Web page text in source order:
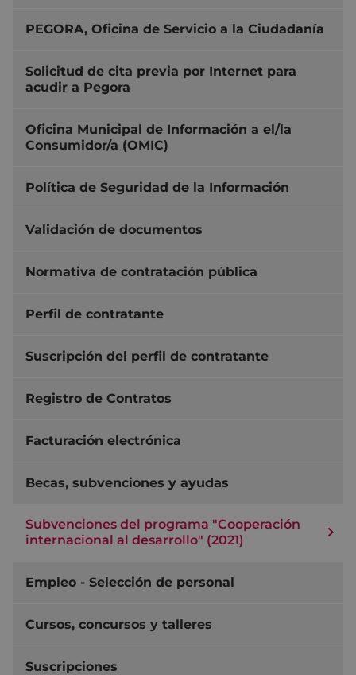
PEGORA, Oficina de Servicio a la Ciudadanía
Solicitud de cita previa por Internet para
acudir a Pegora
Oficina Municipal de Información a el/la
Consumidor/a (OMIC)
Política de Seguridad de la Información
Validación de documentos
Normativa de contratación pública
Perfil de contratante
Suscripción del perfil de contratante
Registro de Contratos
Facturación electrónica
Becas, subvenciones y ayudas
Subvenciones del programa "Cooperación
internacional al desarrollo" (2021)
Empleo - Selección de personal
Cursos, concursos y talleres
Suscripciones